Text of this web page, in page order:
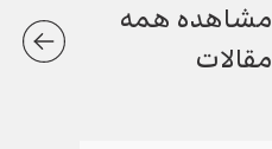
مشاهده همه
مقالات